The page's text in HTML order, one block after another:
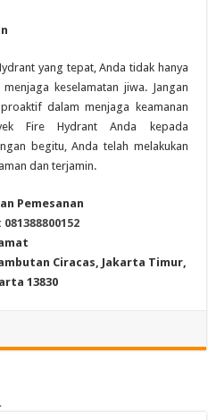
yang tepat, Anda tidak hanya
keselamatan jiwa. Jangan
dalam menjaga keamanan
Fire Hydrant Anda kepada
begitu, Anda telah melakukan
dan terjamin.
Pemesanan
081388800152
Ciracas, Jakarta Timur,
13830